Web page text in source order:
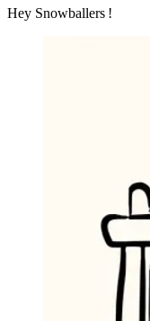
Hey Snowballers !